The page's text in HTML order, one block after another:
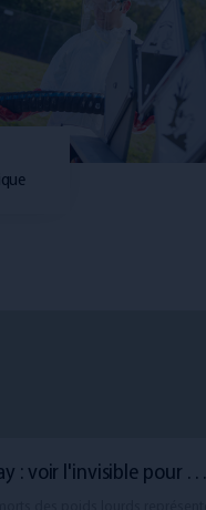
: voir l'invisible pour …